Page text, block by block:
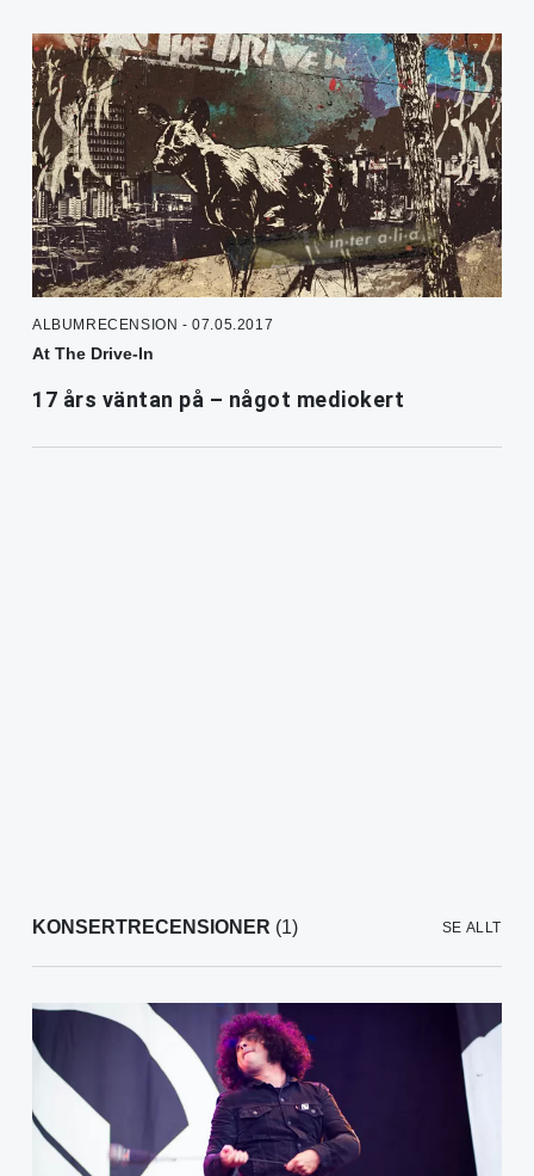
ALBUMRECENSION - 07.05.2017
At The Drive-In
17 års väntan på – något mediokert
KONSERTRECENSIONER (1) SE ALLT